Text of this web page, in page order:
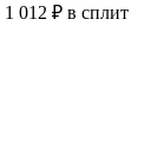
1 012 ₽ в сплит